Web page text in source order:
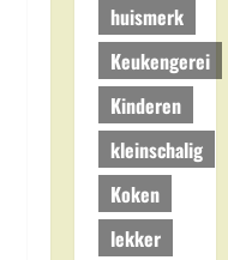
huismerk
Keukengerei
Kinderen
kleinschalig
Koken
lekker